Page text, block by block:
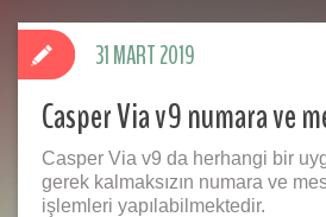
Casper Via v9 numara ve
Casper Via v9 da herhangi bir
gerek kalmaksızın numara ve
işlemleri yapılabilmektedir.
31 MART 2019